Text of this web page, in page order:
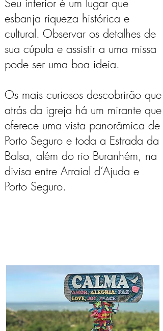
Seu interior é um lugar que
esbanja riqueza histórica e
cultural. Observar os detalhes de
sua cúpula e assistir a uma missa
pode ser uma boa ideia.
Os mais curiosos descobrirão que
atrás da igreja há um mirante que
oferece uma vista panorâmica de
Porto Seguro e toda a Estrada da
Balsa, além do rio Buranhém, na
divisa entre Arraial d’Ajuda e
Porto Seguro.